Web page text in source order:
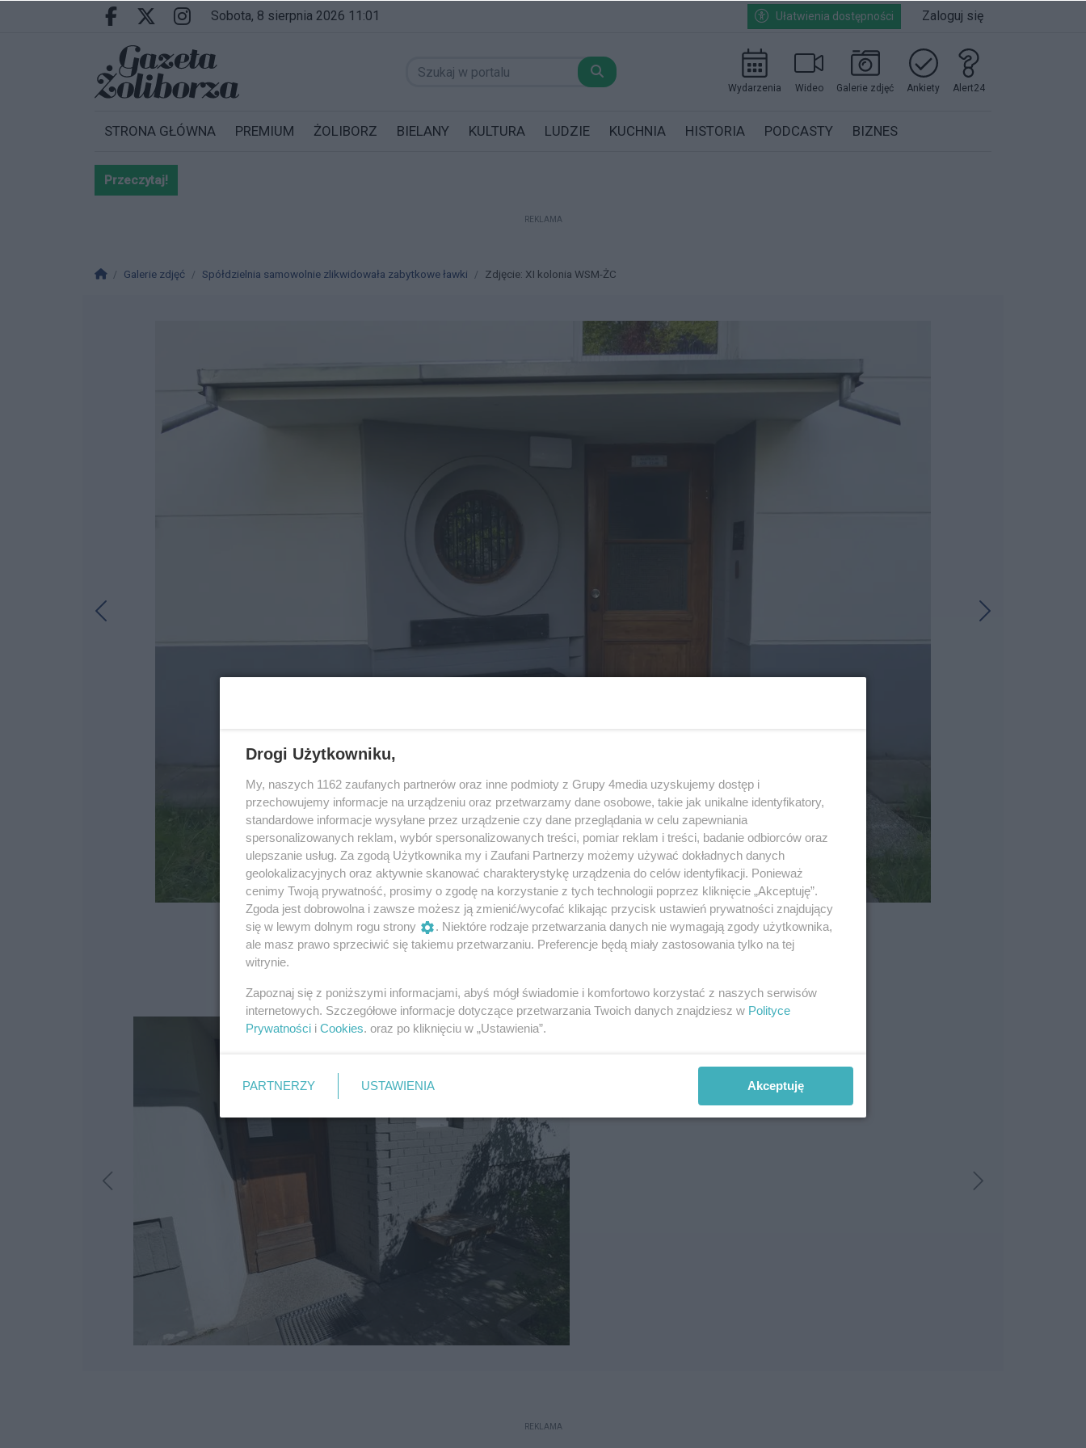
Przejdź do głównych treści
Przejdź do wyszukiwarki
Przejdź do głównego menu
Facebook.com
X.comInstagram.com
sobota, 8 sierpnia 2026 11:01 Ułatwienia dostępności Zaloguj się
Wydarzenia Wideo Galerie zdjęć Ankiety Alert24
STRONA GŁÓWNA PREMIUM ŻOLIBORZ BIELANY KULTURA LUDZIE KUCHNIA HISTORIA PODCASTY BIZNES
Przeczytaj!
REKLAMA
Strona główna
Galerie zdjęć Spółdzielnia samowolnie zlikwidowała zabytkowe ławki Zdjęcie: XI kolonia WSM-ŻC
4 / 28
Autor: Wiktor Zając
REKLAMA
Drogi Użytkowniku,
My, naszych 1162 zaufanych partnerów oraz inne podmioty z Grupy 4media uzyskujemy dostęp i
przechowujemy informacje na urządzeniu oraz przetwarzamy dane osobowe, takie jak unikalne identyfikatory,
standardowe informacje wysyłane przez urządzenie czy dane przeglądania w celu zapewniania
spersonalizowanych reklam, wybór spersonalizowanych treści, pomiar reklam i treści, badanie odbiorców oraz
ulepszanie usług. Za zgodą Użytkownika my i Zaufani Partnerzy możemy używać dokładnych danych
geolokalizacyjnych oraz aktywnie skanować charakterystykę urządzenia do celów identyfikacji. Ponieważ
cenimy Twoją prywatność, prosimy o zgodę na korzystanie z tych technologii poprzez kliknięcie „Akceptuję”.
Zgoda jest dobrowolna i zawsze możesz ją zmienić/wycofać klikając przycisk ustawień prywatności znajdujący
się w lewym dolnym rogu strony
. Niektóre rodzaje przetwarzania danych nie wymagają zgody użytkownika,
ale masz prawo sprzeciwić się takiemu przetwarzaniu. Preferencje będą miały zastosowania tylko na tej
witrynie.
Zapoznaj się z poniższymi informacjami, abyś mógł świadomie i komfortowo korzystać z naszych serwisów
internetowych. Szczegółowe informacje dotyczące przetwarzania Twoich danych znajdziesz w Polityce
Prywatności i Cookies. oraz po kliknięciu w „Ustawienia”.
PARTNERZY USTAWIENIA Akceptuję